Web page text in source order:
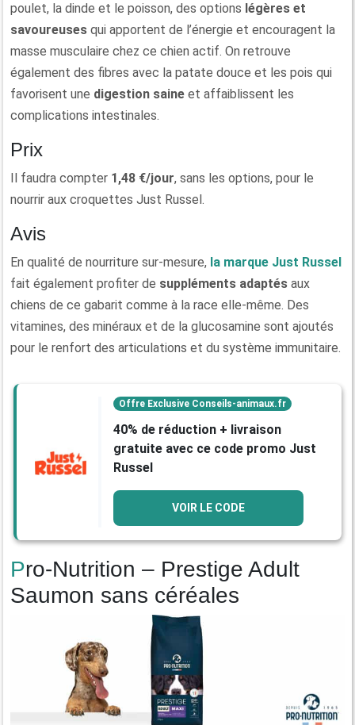
poulet, la dinde et le poisson, des options légères et
savoureuses qui apportent de l’énergie et encouragent la
masse musculaire chez ce chien actif. On retrouve
également des fibres avec la patate douce et les pois qui
favorisent une digestion saine et affaiblissent les
complications intestinales.
Prix
Il faudra compter 1,48 €/jour, sans les options, pour le
nourrir aux croquettes Just Russel.
Avis
En qualité de nourriture sur-mesure, la marque Just Russel
fait également profiter de suppléments adaptés aux
chiens de ce gabarit comme à la race elle-même. Des
vitamines, des minéraux et de la glucosamine sont ajoutés
pour le renfort des articulations et du système immunitaire.
Offre Exclusive Conseils-animaux.fr
40% de réduction + livraison
gratuite avec ce code promo Just
Russel
VOIR LE CODE
Pro-Nutrition – Prestige Adult
Saumon sans céréales